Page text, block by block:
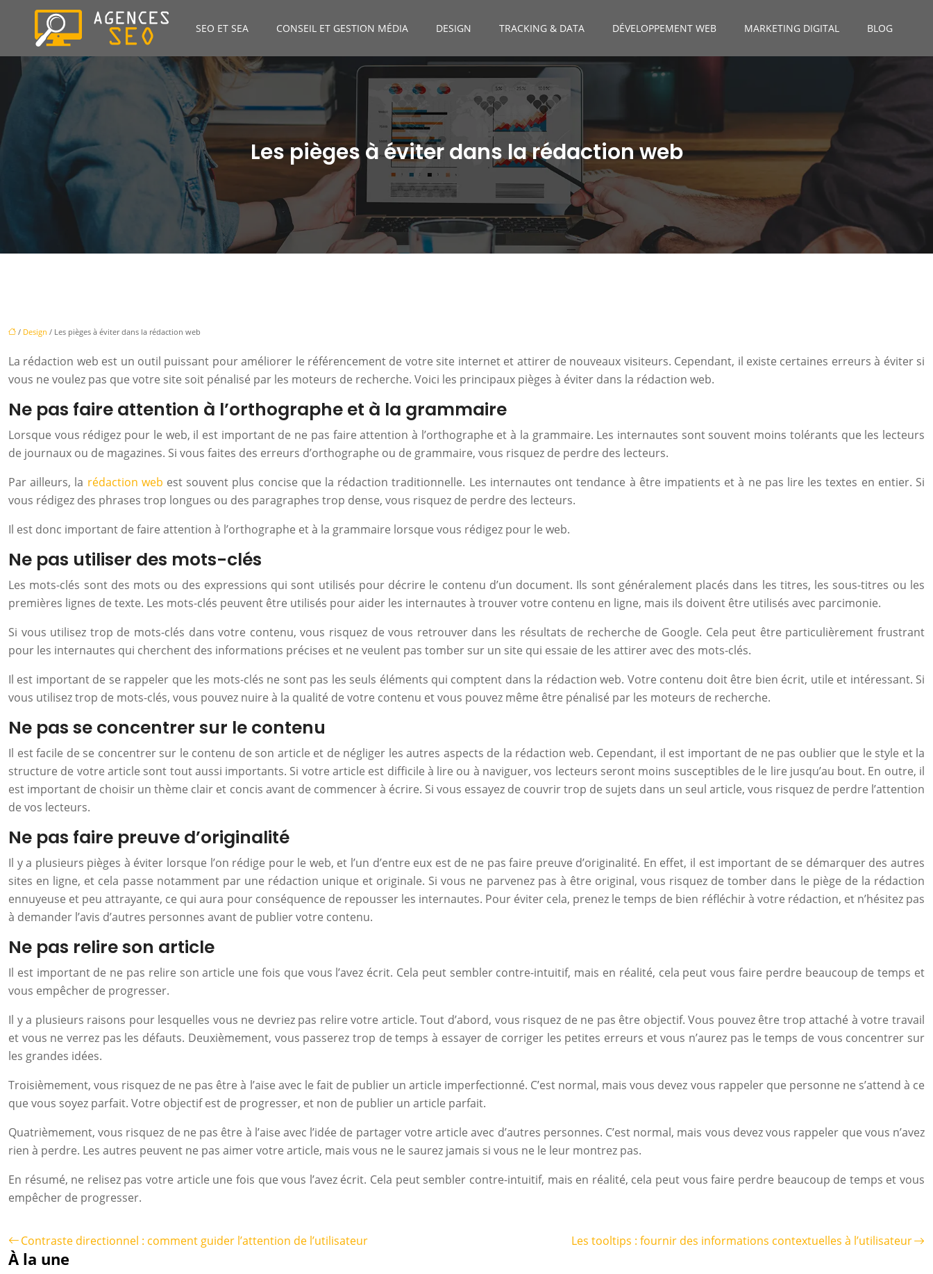
SEO ET SEA CONSEIL ET GESTION MÉDIA DESIGN TRACKING & DATA DÉVELOPPEMENT WEB MARKETING DIGITAL BLOG
Les pièges à éviter dans la rédaction web
/ Design / Les pièges à éviter dans la rédaction web
La rédaction web est un outil puissant pour améliorer le référencement de votre site internet et attirer de nouveaux visiteurs. Cependant, il existe certaines erreurs à éviter si
vous ne voulez pas que votre site soit pénalisé par les moteurs de recherche. Voici les principaux pièges à éviter dans la rédaction web.
Ne pas faire attention à l’orthographe et à la grammaire
Lorsque vous rédigez pour le web, il est important de ne pas faire attention à l’orthographe et à la grammaire. Les internautes sont souvent moins tolérants que les lecteurs
de journaux ou de magazines. Si vous faites des erreurs d’orthographe ou de grammaire, vous risquez de perdre des lecteurs.
Par ailleurs, la rédaction web est souvent plus concise que la rédaction traditionnelle. Les internautes ont tendance à être impatients et à ne pas lire les textes en entier. Si
vous rédigez des phrases trop longues ou des paragraphes trop dense, vous risquez de perdre des lecteurs.
Il est donc important de faire attention à l’orthographe et à la grammaire lorsque vous rédigez pour le web.
Ne pas utiliser des mots-clés
Les mots-clés sont des mots ou des expressions qui sont utilisés pour décrire le contenu d’un document. Ils sont généralement placés dans les titres, les sous-titres ou les
premières lignes de texte. Les mots-clés peuvent être utilisés pour aider les internautes à trouver votre contenu en ligne, mais ils doivent être utilisés avec parcimonie.
Si vous utilisez trop de mots-clés dans votre contenu, vous risquez de vous retrouver dans les résultats de recherche de Google. Cela peut être particulièrement frustrant
pour les internautes qui cherchent des informations précises et ne veulent pas tomber sur un site qui essaie de les attirer avec des mots-clés.
Il est important de se rappeler que les mots-clés ne sont pas les seuls éléments qui comptent dans la rédaction web. Votre contenu doit être bien écrit, utile et intéressant. Si
vous utilisez trop de mots-clés, vous pouvez nuire à la qualité de votre contenu et vous pouvez même être pénalisé par les moteurs de recherche.
Ne pas se concentrer sur le contenu
Il est facile de se concentrer sur le contenu de son article et de négliger les autres aspects de la rédaction web. Cependant, il est important de ne pas oublier que le style et la
structure de votre article sont tout aussi importants. Si votre article est difficile à lire ou à naviguer, vos lecteurs seront moins susceptibles de le lire jusqu’au bout. En outre, il
est important de choisir un thème clair et concis avant de commencer à écrire. Si vous essayez de couvrir trop de sujets dans un seul article, vous risquez de perdre l’attention
de vos lecteurs.
Ne pas faire preuve d’originalité
Il y a plusieurs pièges à éviter lorsque l’on rédige pour le web, et l’un d’entre eux est de ne pas faire preuve d’originalité. En effet, il est important de se démarquer des autres
sites en ligne, et cela passe notamment par une rédaction unique et originale. Si vous ne parvenez pas à être original, vous risquez de tomber dans le piège de la rédaction
ennuyeuse et peu attrayante, ce qui aura pour conséquence de repousser les internautes. Pour éviter cela, prenez le temps de bien réfléchir à votre rédaction, et n’hésitez pas
à demander l’avis d’autres personnes avant de publier votre contenu.
Ne pas relire son article
Il est important de ne pas relire son article une fois que vous l’avez écrit. Cela peut sembler contre-intuitif, mais en réalité, cela peut vous faire perdre beaucoup de temps et
vous empêcher de progresser.
Il y a plusieurs raisons pour lesquelles vous ne devriez pas relire votre article. Tout d’abord, vous risquez de ne pas être objectif. Vous pouvez être trop attaché à votre travail
et vous ne verrez pas les défauts. Deuxièmement, vous passerez trop de temps à essayer de corriger les petites erreurs et vous n’aurez pas le temps de vous concentrer sur
les grandes idées.
Troisièmement, vous risquez de ne pas être à l’aise avec le fait de publier un article imperfectionné. C’est normal, mais vous devez vous rappeler que personne ne s’attend à ce
que vous soyez parfait. Votre objectif est de progresser, et non de publier un article parfait.
Quatrièmement, vous risquez de ne pas être à l’aise avec l’idée de partager votre article avec d’autres personnes. C’est normal, mais vous devez vous rappeler que vous n’avez
rien à perdre. Les autres peuvent ne pas aimer votre article, mais vous ne le saurez jamais si vous ne le leur montrez pas.
En résumé, ne relisez pas votre article une fois que vous l’avez écrit. Cela peut sembler contre-intuitif, mais en réalité, cela peut vous faire perdre beaucoup de temps et vous
empêcher de progresser.
Contraste directionnel : comment guider l’attention de l’utilisateur Les tooltips : fournir des informations contextuelles à l’utilisateur
À la une